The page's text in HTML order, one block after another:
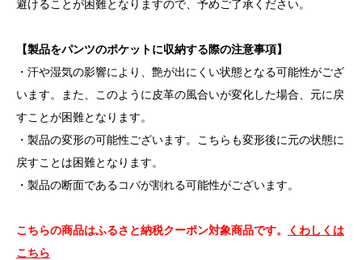
避けることが困難となりますので、予めご了承ください。
【製品をパンツのポケットに収納する際の注意事項】
・汗や湿気の影響により、艶が出にくい状態となる可能性がござ
います。また、このように皮革の風合いが変化した場合、元に戻
すことが困難となります。
・製品の変形の可能性ございます。こちらも変形後に元の状態に
戻すことは困難となります。
・製品の断面であるコバが割れる可能性がございます。
こちらの商品はふるさと納税クーポン対象商品です。
くわしくは
こちら